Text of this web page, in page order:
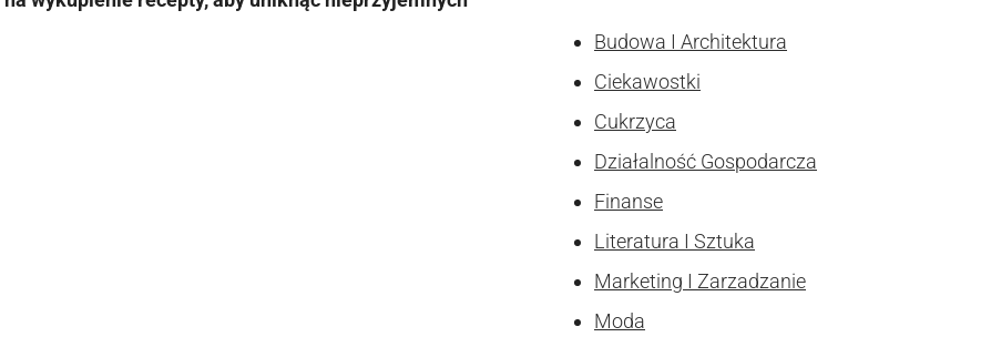
Budowa I Architektura
Ciekawostki
Cukrzyca
Działalność Gospodarcza
Finanse
Literatura I Sztuka
Marketing I Zarzadzanie
Moda